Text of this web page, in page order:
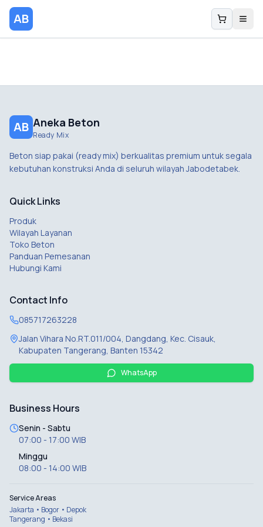
AB
AB Aneka Beton
Ready Mix
Beton siap pakai (ready mix) berkualitas premium untuk segala
kebutuhan konstruksi Anda di seluruh wilayah Jabodetabek.
Quick Links
Produk
Wilayah Layanan
Toko Beton
Panduan Pemesanan
Hubungi Kami
Contact Info
085717263228
Jalan Vihara No.RT.011/004, Dangdang, Kec. Cisauk,
Kabupaten Tangerang, Banten 15342
WhatsApp
Business Hours
Senin - Sabtu
07:00 - 17:00 WIB
Minggu
08:00 - 14:00 WIB
Service Areas
Jakarta • Bogor • Depok
Tangerang • Bekasi